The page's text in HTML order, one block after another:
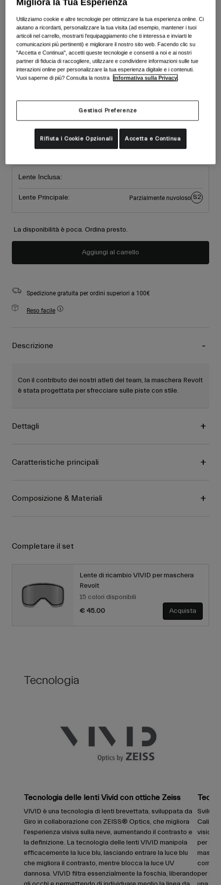
Accessori
Maschere
Guanti
Ricambi
Vedi tutto
Utilizzo
All Mountain
Freestyle
Sci Gara
Colore -
Taglia
Lente Inclusa:
Lente Principale: Parzialmente nuvoloso S2
La disponibilità è poca. Ordina presto.
Aggiungi al carrello
Spedizione gratuita per ordini superiori a 100€
Reso facile
Descrizione
Con il contributo dei nostri atleti del team, la maschera Revolt
è stata progettata per sfrecciare sulle piste con stile.
Dettagli
Caratteristiche principali
Composizione & Materiali
Completare il set
Lente di ricambio VIVID per maschera
Revolt
15 colori disponibili
€ 45.00
Acquista
Tecnologia
Tecnologia delle lenti Vivid con ottiche Zeiss
VIVID è una tecnologia di lenti brevettata, sviluppata da
Giro in collaborazione con ZEISS® Optics, che migliora
l'esperienza visiva sulla neve, aumentando il contrasto e
la definizione. La tecnologia delle lenti VIVID manipola
efficacemente la luce blu, lasciando entrare la luce blu
che migliora il contrasto, mentre blocca la luce UV
dannosa. VIVID filtra essenzialmente la foschia, liberando
visione
per
per
Migliora la Tua Esperienza
Utilizziamo cookie e altre tecnologie per ottimizzare la tua esperienza online. Ci
aiutano a ricordarti, personalizzare la tua visita (ad esempio, mantener i tuoi
articoli nel carrello, mostrarti l’equipaggiamento che ti interessa e inviarti le
comunicazioni più pertinenti) e migliorare il nostro sito web. Facendo clic su
"Accetta e Continua", accetti queste tecnologie e consenti a noi e ai nostri
partner di fiducia di raccogliere, utilizzare e condividere informazioni sulle tue
interazioni online per personalizzare la tua esperienza digitale e i contenuti.
Vuoi saperne di più? Consulta la nostra
Informativa sulla Privacy.
Gestisci Preferenze
Rifiuta i Cookie Opzionali Accetta e Continua